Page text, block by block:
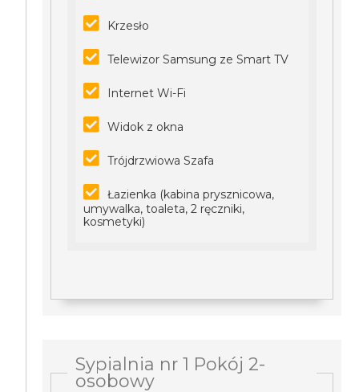
Krzesło
Telewizor Samsung ze Smart TV
Internet Wi-Fi
Widok z okna
Trójdrzwiowa Szafa
Łazienka (kabina prysznicowa,
umywalka, toaleta, 2 ręczniki,
kosmetyki)
Sypialnia nr 1 Pokój 2-
osobowy